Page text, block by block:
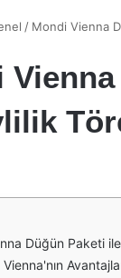
/ Mondi Vienna
Düğün Paketi